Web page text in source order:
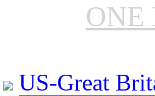
ONE
US-Great